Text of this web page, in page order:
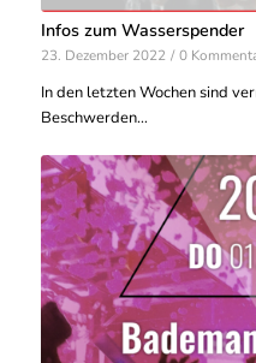
Infos zum Wasserspender
23. Dezember 2022 / 0
In den letzten Wochen sind
Beschwerden…